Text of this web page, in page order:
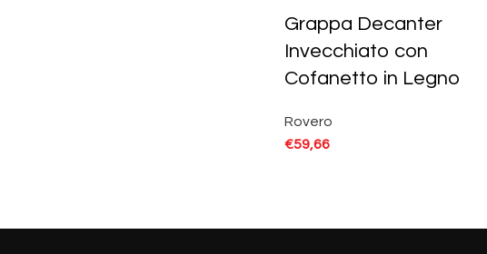
Grappa Decanter
Invecchiato con
Cofanetto in Legno
Rovero
€59,66